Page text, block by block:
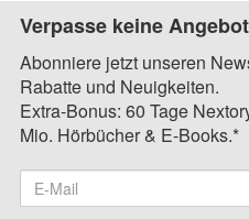
Verpasse keine
Abonniere jetzt unseren
Rabatte und Neuigkeiten.
Extra-Bonus: 60 Tage
Mio. Hörbücher & E-Books.*